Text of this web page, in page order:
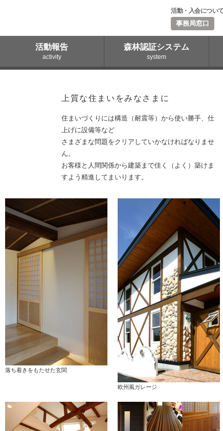
活動・入会につい
事務局窓口
活動報告
activity
森林認証システム
system
上質な住まいをみなさまに
住まいづくりには構造（耐震等）から使い勝手、仕
上げに設備等など
さまざまな問題をクリアしていかなければなりませ
ん。
お客様と人間関係から建築まで佳く（よく）築けま
すよう精進してまいります。
落ち着きをもたせた玄関
欧州風ガレージ